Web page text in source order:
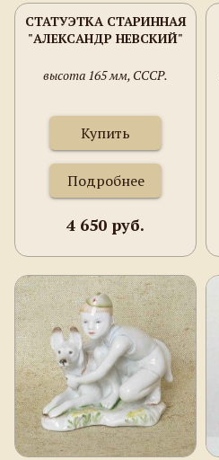
СТАТУЭТКА СТАРИННАЯ
"АЛЕКСАНДР НЕВСКИЙ"
высота 165 мм, СССР.
Купить
Подробнее
4 650 руб.